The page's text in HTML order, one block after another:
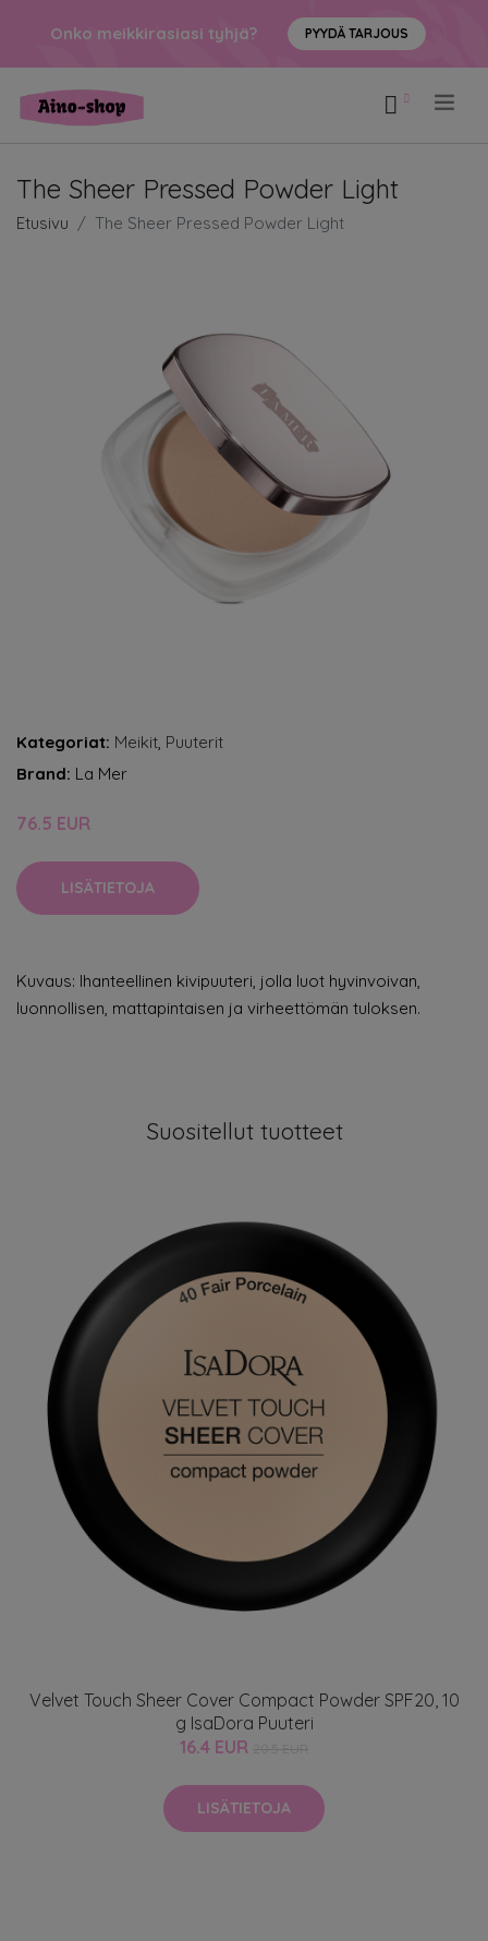
Onko meikkirasiasi tyhjä? PYYDÄ TARJOUS
The Sheer Pressed Powder Light
Etusivu The Sheer Pressed Powder Light
Kategoriat: Meikit, Puuterit
Brand: La Mer
76.5 EUR
LISÄTIETOJA
Kuvaus: Ihanteellinen kivipuuteri, jolla luot hyvinvoivan,
luonnollisen, mattapintaisen ja virheettömän tuloksen.
Suositellut tuotteet
Velvet Touch Sheer Cover Compact Powder SPF20, 10
g IsaDora Puuteri
16.4 EUR
LISÄTIETOJA